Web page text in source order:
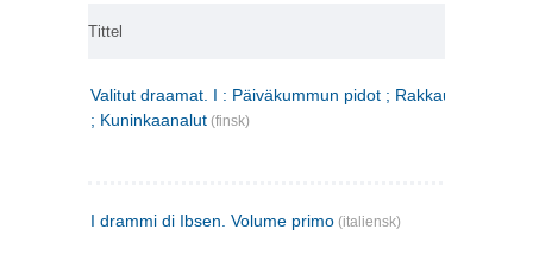
Tittel
Valitut draamat. I : Päiväkummun pidot ; Rakkauden
; Kuninkaanalut (finsk)
I drammi di Ibsen. Volume primo (italiensk)